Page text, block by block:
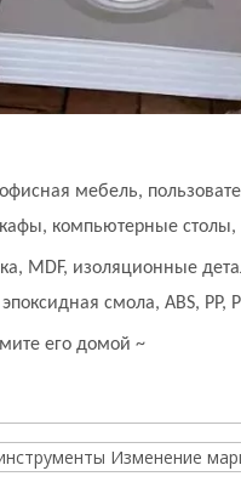
мебель,
компьютерные
MDF, изоляционные
смола, ABS, PP,
его домой ~
Изменение